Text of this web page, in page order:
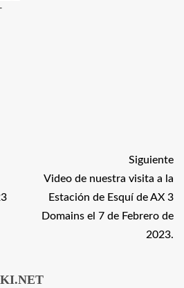
Siguiente
Video de nuestra visita a la
Estación de Esquí de AX 3
Domains el 7 de Febrero de
2023.